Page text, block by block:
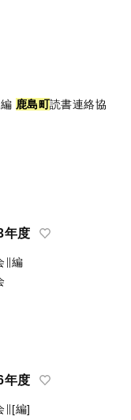
鹿島町読書連絡協
年度
∥編
年度
∥[編]